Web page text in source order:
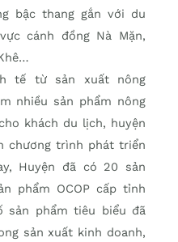
bậc thang gắn với du
cánh đồng Nà Mặn,
tế từ sản xuất nông
nhiều sản phẩm nông
khách du lịch, huyện
chương trình phát triển
Huyện đã có 20 sản
phẩm OCOP cấp tỉnh
phẩm tiêu biểu đã
sản xuất kinh doanh,